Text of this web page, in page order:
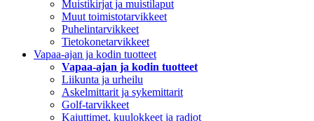
Muistikirjat ja muistilaput
Muut toimistotarvikkeet
Puhelintarvikkeet
Tietokonetarvikkeet
Vapaa-ajan ja kodin tuotteet
Vapaa-ajan ja kodin tuotteet
Liikunta ja urheilu
Askelmittarit ja sykemittarit
Golf-tarvikkeet
Kaiuttimet, kuulokkeet ja radiot